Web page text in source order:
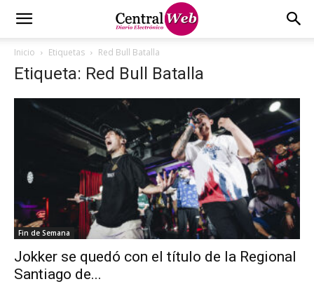
Inicio Etiquetas Red Bull Batalla
Etiqueta: Red Bull Batalla
Fin de Semana
Jokker se quedó con el título de la Regional
Santiago de...